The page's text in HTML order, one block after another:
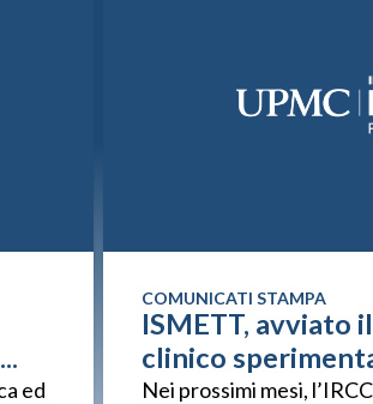
ed
COMUNICATI STAMPA
ISMETT, avviato
clinico
Nei prossimi mesi,